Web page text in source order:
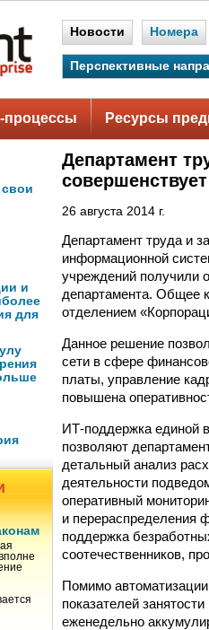
Новости Номера
Перспективные
процессы Ресурсы
свои
и
для
Департамент
26 августа 2014 г.
Департамент труда и
информационной
учреждений получили
департамента. Общее
отделением
Данное решение
сети в сфере
платы, управление
повышена
ИТ-поддержка единой
позволяют
детальный анализ
деятельности
оперативный
и перераспределения
поддержка
соотечественников,
Помимо
показателей
еженедельно